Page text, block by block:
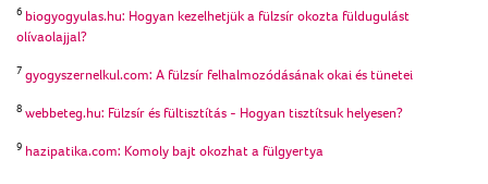
6 biogyogyulas.hu: Hogyan kezelhetjük a fülzsír okozta füldugulást
olívaolajjal?
7 gyogyszernelkul.com: A fülzsír felhalmozódásának okai és tünetei
8 webbeteg.hu: Fülzsír és fültisztítás - Hogyan tisztítsuk helyesen?
9 hazipatika.com: Komoly bajt okozhat a fülgyertya